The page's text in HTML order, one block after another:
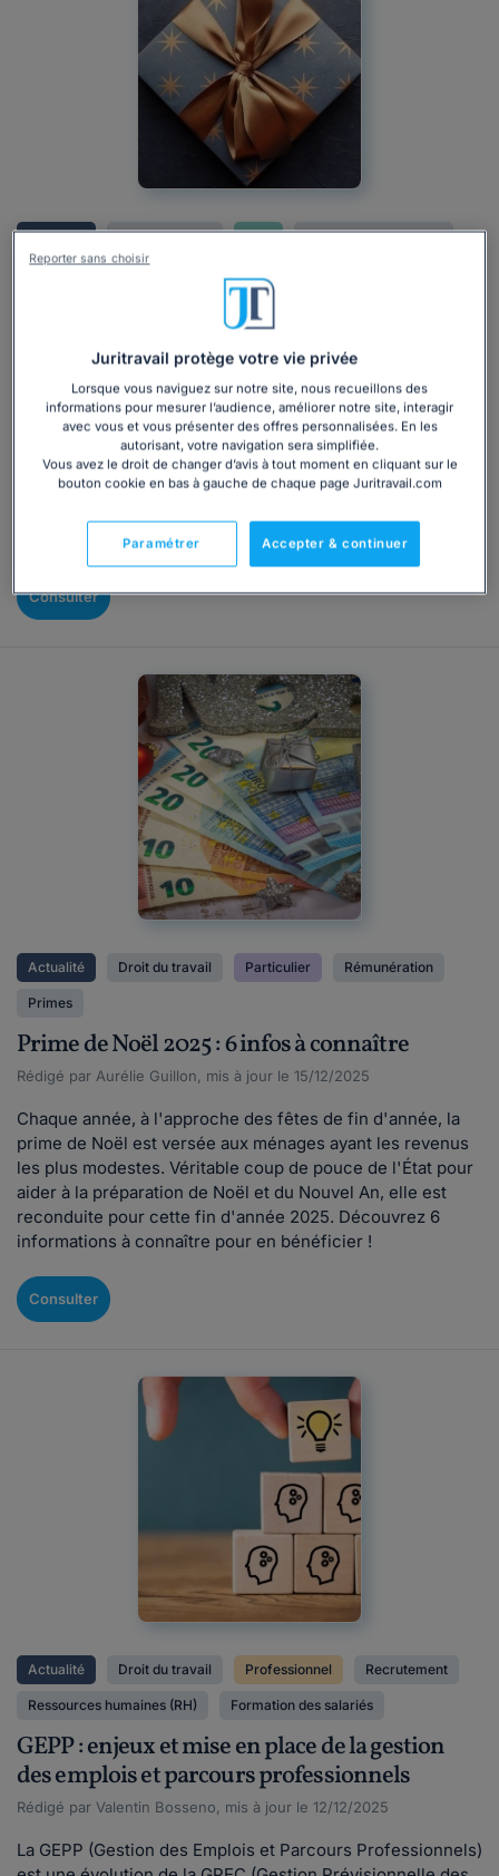
Actualité Droit du travail CSE Relations avec le CSE
Avec quel budget le CSE peut-il offrir des
chocolats de Noël aux salariés ?
Rédigé par Alice Lachaise, mis à jour le 15/12/2025
Le budget du Comité Social et Économique (CSE) lié aux
activités sociales et culturelles peut permettre aux élus
d'offrir quelques cadeaux aux salariés de l'entreprise.
Pourquoi ne pas en profiter pour leur offrir des chocolats
budget vous disposez à cette occasion.
Consulter
Actualité Droit du travail Particulier Rémunération
Primes
Prime de Noël 2025 : 6 infos à connaître
Rédigé par Aurélie Guillon, mis à jour le 15/12/2025
Chaque année, à l'approche des fêtes de fin d'année, la
prime de Noël est versée aux ménages ayant les revenus
les plus modestes. Véritable coup de pouce de l'État pour
aider à la préparation de Noël et du Nouvel An, elle est
reconduite pour cette fin d'année 2025. Découvrez 6
informations à connaître pour en bénéficier !
Consulter
Actualité Droit du travail Professionnel Recrutement
Ressources humaines (RH) Formation des salariés
GEPP : enjeux et mise en place de la gestion
des emplois et parcours professionnels
Rédigé par Valentin Bosseno, mis à jour le 12/12/2025
La GEPP (Gestion des Emplois et Parcours Professionnels)
Juritravail protège votre vie privée
Lorsque vous naviguez sur notre site, nous recueillons des
informations pour mesurer l’audience, améliorer notre site, interagir
avec vous et vous présenter des offres personnalisées. En les
autorisant, votre navigation sera simplifiée.
Vous avez le droit de changer d’avis à tout moment en cliquant sur le
bouton cookie en bas à gauche de chaque page Juritravail.com
Accepter & continuer
Paramétrer
Reporter sans choisir